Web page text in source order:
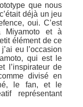
que nous
déjà un jeu
oui. C’est
Miyamoto et à
élément de ce
eu l’occasion
qui est le
l’inspirateur de
divisé en
le fan, et le
représentant